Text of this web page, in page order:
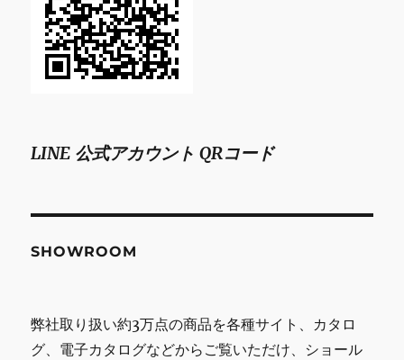
LINE 公式アカウント QRコード
SHOWROOM
弊社取り扱い約3万点の商品を各種サイト、カタロ
グ、電子カタログなどからご覧いただけ、ショール